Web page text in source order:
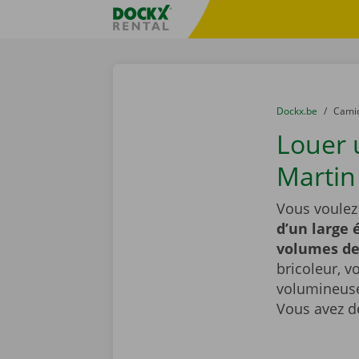
sitename
You are here:
du
Dockx.be to
Louer
Martin
Vous
d’un
volumes
bricoleur,
Vous avez